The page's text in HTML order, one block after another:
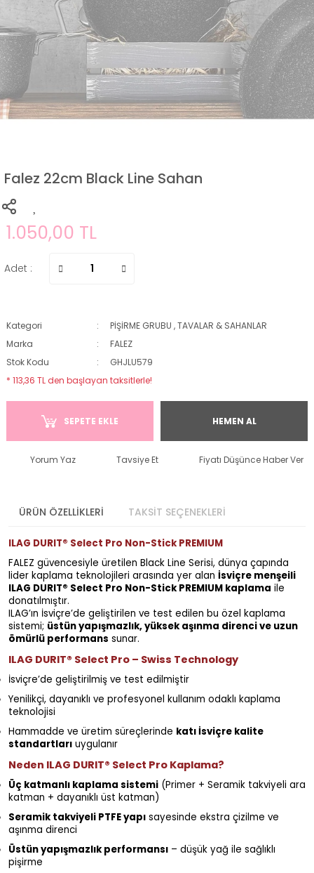
Falez 22cm Black Line Sahan
1.050,00 TL
Adet :
Kategori PİŞİRME GRUBU ,TAVALAR & SAHANLAR
Marka
FALEZ
Stok Kodu
GHJLU579
* 113,36 TL den başlayan taksitlerle!
SEPETE EKLE HEMEN AL
Yorum Yaz Tavsiye Et Fiyatı Düşünce Haber Ver
ÜRÜN ÖZELLİKLERİ TAKSİT SEÇENEKLERİ
ILAG DURIT® Select Pro Non-Stick PREMIUM
FALEZ güvencesiyle üretilen Black Line Serisi, dünya çapında
lider kaplama teknolojileri arasında yer alan İsviçre menşeili
ILAG DURIT® Select Pro Non-Stick PREMIUM kaplama ile
donatılmıştır.
ILAG’ın İsviçre’de geliştirilen ve test edilen bu özel kaplama
sistemi; üstün yapışmazlık, yüksek aşınma direnci ve uzun
ömürlü performans sunar.
ILAG DURIT® Select Pro – Swiss Technology
İsviçre’de geliştirilmiş ve test edilmiştir
Yenilikçi, dayanıklı ve profesyonel kullanım odaklı kaplama
teknolojisi
Hammadde ve üretim süreçlerinde katı İsviçre kalite
standartları uygulanır
Neden ILAG DURIT® Select Pro Kaplama?
Üç katmanlı kaplama sistemi (Primer + Seramik takviyeli ara
katman + dayanıklı üst katman)
Seramik takviyeli PTFE yapı sayesinde ekstra çizilme ve
aşınma direnci
Üstün yapışmazlık performansı – düşük yağ ile sağlıklı
pişirme